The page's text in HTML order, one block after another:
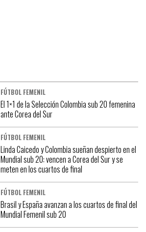
FÚTBOL FEMENIL
El 1×1 de la Selección Colombia sub 20 femenina
ante Corea del Sur
FÚTBOL FEMENIL
Linda Caicedo y Colombia sueñan despierto en el
Mundial sub 20: vencen a Corea del Sur y se
meten en los cuartos de final
FÚTBOL FEMENIL
Brasil y España avanzan a los cuartos de final del
Mundial Femenil sub 20